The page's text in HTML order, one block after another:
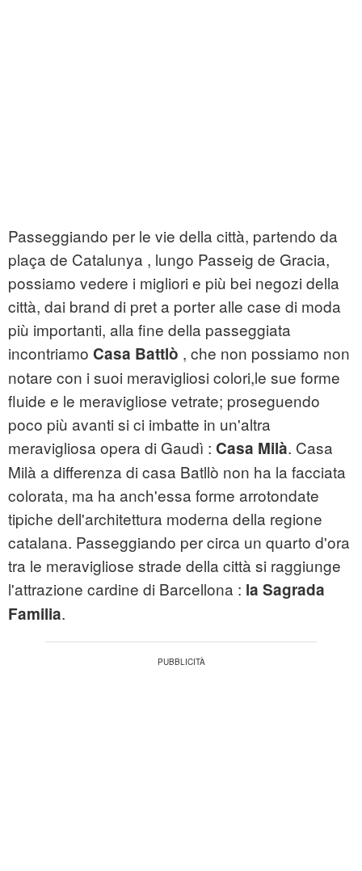
Passeggiando per le vie della città, partendo da
plaça de Catalunya , lungo Passeig de Gracia,
possiamo vedere i migliori e più bei negozi della
città, dai brand di pret a porter alle case di moda
più importanti, alla fine della passeggiata
incontriamo Casa Battlò , che non possiamo non
notare con i suoi meravigliosi colori,le sue forme
fluide e le meravigliose vetrate; proseguendo
poco più avanti si ci imbatte in un'altra
meravigliosa opera di Gaudì : Casa Milà. Casa
Milà a differenza di casa Batllò non ha la facciata
colorata, ma ha anch'essa forme arrotondate
tipiche dell'architettura moderna della regione
catalana. Passeggiando per circa un quarto d'ora
tra le meravigliose strade della città si raggiunge
l'attrazione cardine di Barcellona : la Sagrada
Familia.